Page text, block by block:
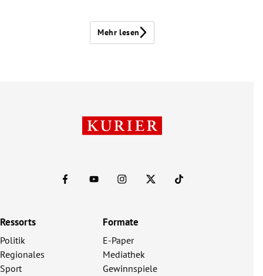
Mehr lesen
Ressorts
Politik
Regionales
Sport
Formate
E-Paper
Mediathek
Gewinnspiele